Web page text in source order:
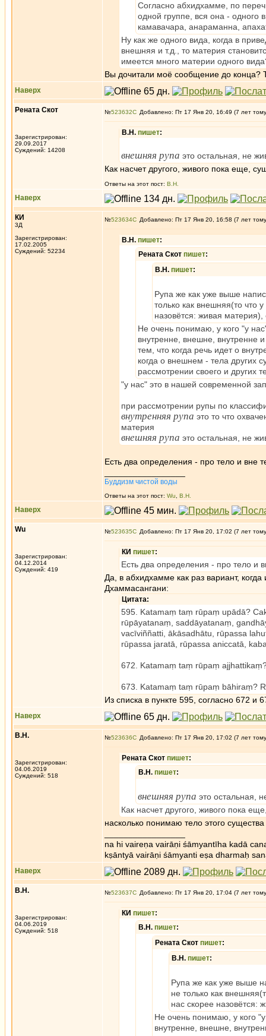
Согласно абхидхамме, по
одной группе, вся она - одного
камавачара, анараманна,
Ну как же одного вида, когда в
внешняя и т.д., то материя
имеется много материи одного
Вы дочитали моё сообщение до конца?
Наверх
Рената Скот
Зарегистрирован:
29.09.2017
Суждений: 14208
№523632 Добавлено: Пт 17 Янв 20, 16:49 (7 лет
В.Н. пишет:
внешняя рупа это остальная, не
Как насчет другого, живого пока еще,
Ответы на этот пост: В.Н.
Наверх
КИ
3Д
Зарегистрирован:
17.02.2005
Суждений: 52234
№523634 Добавлено: Пт 17 Янв 20, 16:58 (7 лет
В.Н. пишет:
Рената Скот пишет:
В.Н. пишет:
Рупа же как уже выше
только как внешняя(то что
назовётся: живая
Не очень понимаю, у кого "у
внутренне, внешне, внутренне
тем, что когда речь идет о
когда о внешнем - тела других
рассмотрении своего и других
"у нас" это в нашей современной
при рассмотрении рупы по
внутренняя рупа это то что
материя
внешняя рупа это остальная, не
Есть два определения - про тело и вне
Буддизм чистой воды
Ответы на этот пост: Wu В.Н.
Наверх
Wu
Зарегистрирован:
04.12.2014
Суждений: 419
№523635 Добавлено: Пт 17 Янв 20, 17:02 (7 лет
КИ пишет:
Есть два определения - про тело и
Да, в абхидхамме как раз вариант,
Дхаммасангани:
Цитата:
595. Katamaṃ taṃ rūpaṃ upādā?
rūpāyatanaṃ, saddāyatanaṃ,
vacīviññatti, ākāsadhātu, rūpassa
rūpassa jaratā, rūpassa aniccatā,
672. Katamaṃ taṃ rūpaṃ
673. Katamaṃ taṃ rūpaṃ bāhiraṃ?
Из списка в пункте 595, согласно 672
Наверх
В.Н.
Зарегистрирован:
04.06.2019
Суждений: 518
№523636 Добавлено: Пт 17 Янв 20, 17:02 (7 лет
Рената Скот пишет:
В.Н. пишет:
внешняя рупа это остальная,
Как насчет другого, живого пока
насколько понимаю тело этого
na hi vaireṇa vairāṇi śāmyantīha kadā
kṣāntyā vairāṇi śāmyanti eṣa dharmaḥ
Наверх
В.Н.
Зарегистрирован:
04.06.2019
Суждений: 518
№523637 Добавлено: Пт 17 Янв 20, 17:04 (7 лет
КИ пишет:
В.Н. пишет:
Рената Скот пишет:
В.Н. пишет:
Рупа же как уже выше
не только как
нас скорее назовётся:
Не очень понимаю, у кого
внутренне, внешне,